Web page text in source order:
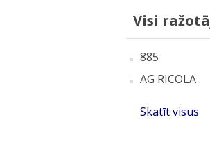
Visi
885
AG RICOLA
Skatīt visus